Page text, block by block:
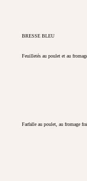
BRESSE BLEU
Feuilletés au poulet et au
Farfalle au poulet, au fromage